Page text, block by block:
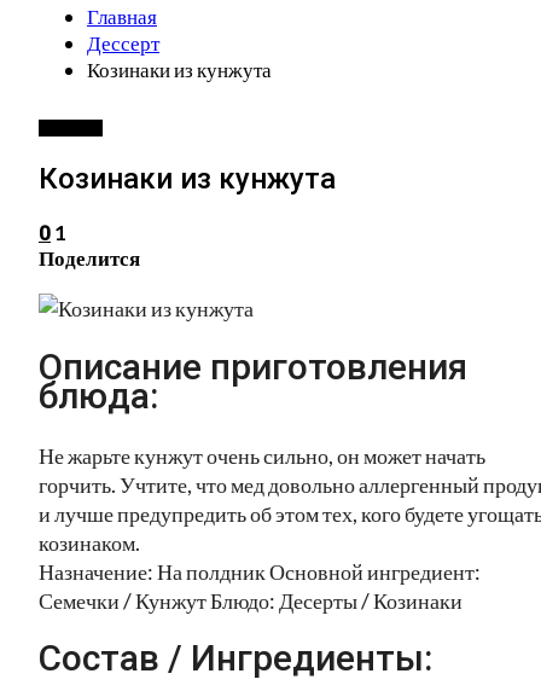
Главная
Дессерт
Козинаки из кунжута
Козинаки из кунжута
0 1
Поделится
Описание приготовления
блюда:
Не жарьте кунжут очень сильно, он может начать
горчить. Учтите, что мед довольно аллергенный
и лучше предупредить об этом тех, кого будете
козинаком.
Назначение: На полдник Основной ингредиент:
Семечки / Кунжут Блюдо: Десерты / Козинаки
Состав / Ингредиенты: